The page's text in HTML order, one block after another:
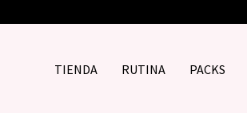
TIENDA RUTINA PACKS